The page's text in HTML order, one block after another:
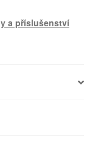
a příslušenství